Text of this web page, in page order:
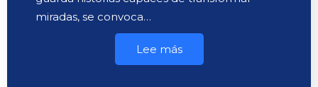
miradas, se convoca…
Lee más